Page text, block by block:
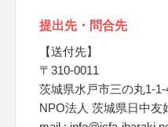
提出先・問合先
【送付先】
〒310-0011
茨城県水戸市三の丸1-
NPO法人 茨城県日中友